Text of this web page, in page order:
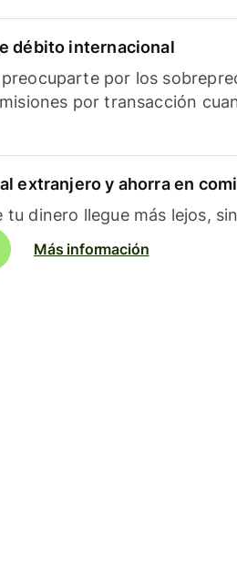
débito internacional
por los
por transacción
extranjero y ahorra en
tu dinero llegue más lejos,
Más información